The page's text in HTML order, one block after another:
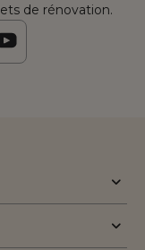
de rénovation.